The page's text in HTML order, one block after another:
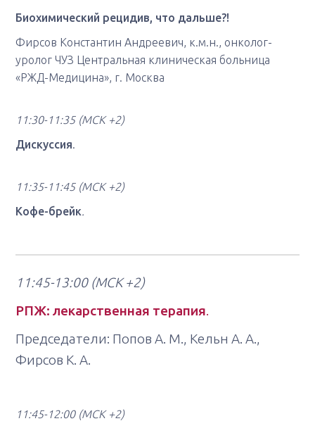
Биохимический рецидив, что дальше?!
Фирсов Константин Андреевич, к.м.н., онколог-
уролог ЧУЗ Центральная клиническая больница
«РЖД-Медицина», г. Москва
11:30-11:35(МСК +2)
Дискуссия.
11:35-11:45 (МСК +2)
Кофе-брейк.
11:45-13:00 (МСК +2)
РПЖ: лекарственная терапия.
Председатели: Попов А. М., Кельн А. А.,
Фирсов К. А.
11:45-12:00 (МСК +2)